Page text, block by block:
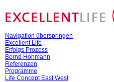
Navigation überspringen
Excellent Life
Erfolgs Prozess
Bernd Hohmann
Referenzen
Programme
Life Concept East West